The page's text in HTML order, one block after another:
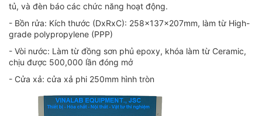
tủ, và đèn báo các chức năng hoạt động.
- Bồn rửa: Kích thước (DxRxC): 258x137x207mm, làm từ High-
grade polypropylene (PPP)
- Vòi nước: Làm từ đồng sơn phủ epoxy, khóa làm từ Ceramic,
chịu được 500,000 lần đóng mở
- Cửa xả: cửa xả phi 250mm hình tròn